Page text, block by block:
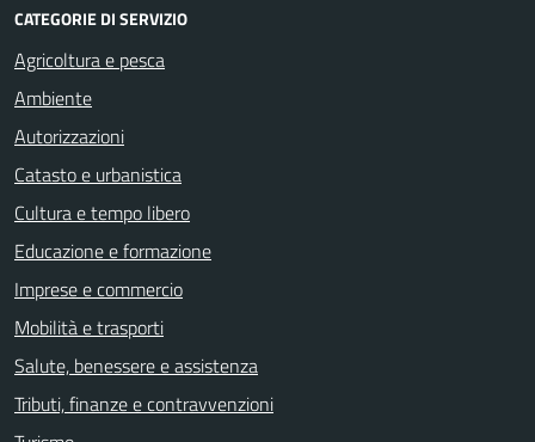
CATEGORIE DI SERVIZIO
Agricoltura e pesca
Ambiente
Autorizzazioni
Catasto e urbanistica
Cultura e tempo libero
Educazione e formazione
Imprese e commercio
Mobilità e trasporti
Salute, benessere e assistenza
Tributi, finanze e contravvenzioni